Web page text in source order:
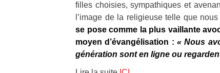
filles choisies, sympathiques et
l’image de la religieuse telle que
se pose comme la plus vaillante
moyen d’évangélisation : « Nous
génération sont en ligne ou